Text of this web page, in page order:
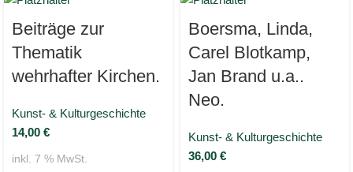
Beiträge zur
Thematik
wehrhafter Kirchen.
Kunst- & Kulturgeschichte
14,00 €
inkl. 7 % MwSt.
Boersma, Linda,
Carel Blotkamp,
Jan Brand u.a..
Neo.
Kunst- & Kulturgeschichte
36,00 €